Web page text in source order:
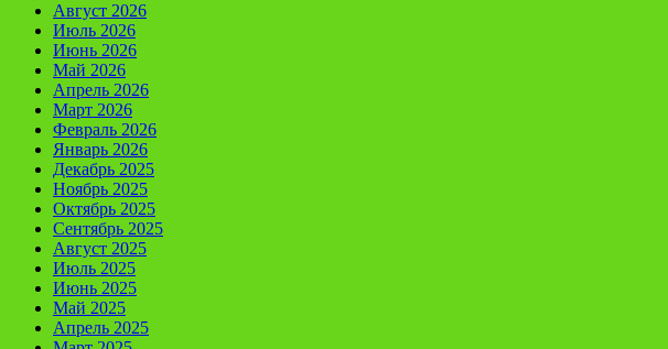
Август 2026
Июль 2026
Июнь 2026
Май 2026
Апрель 2026
Март 2026
Февраль 2026
Январь 2026
Декабрь 2025
Ноябрь 2025
Октябрь 2025
Сентябрь 2025
Август 2025
Июль 2025
Июнь 2025
Май 2025
Апрель 2025